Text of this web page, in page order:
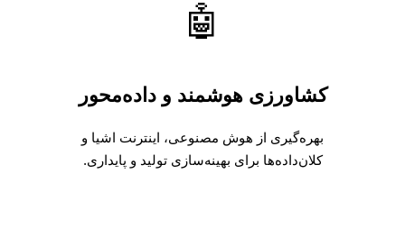
🤖
کشاورزی هوشمند و داده‌محور
بهره‌گیری از هوش مصنوعی، اینترنت اشیا و
کلان‌داده‌ها برای بهینه‌سازی تولید و پایداری.